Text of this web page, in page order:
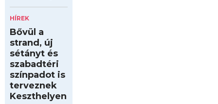
HÍREK
Bővül a
strand, új
sétányt és
szabadtéri
színpadot is
terveznek
Keszthelyen